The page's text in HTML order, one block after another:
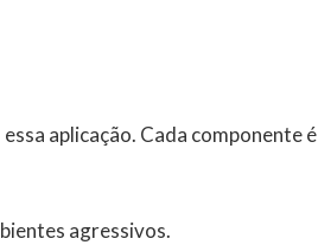
aplicação. Cada componente é
agressivos.